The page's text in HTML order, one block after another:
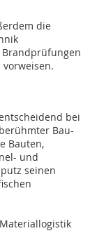
die
bei
Bau-
Bauten,
und
seinen